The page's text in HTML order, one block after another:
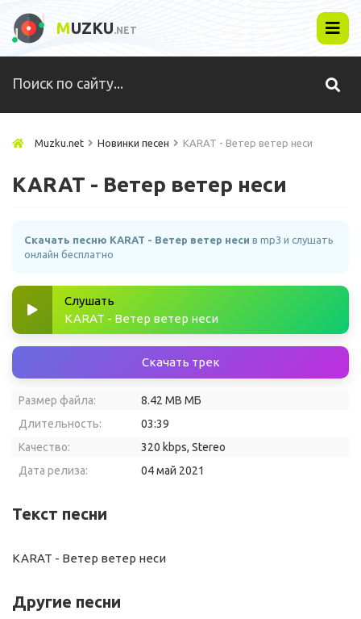
MUZKU.NET
Muzku.net Новинки песен KARAT - Ветер ветер неси
KARAT - Ветер ветер неси
Скачать песню KARAT - Ветер ветер неси в mp3 и слушать
онлайн бесплатно
Слушать
KARAT - Ветер ветер неси
Скачать трек
Размер файла:
8.42 MB МБ
Длительность:
03:39
Качество:
320 kbps, Stereo
Дата релиза:
04 май 2021
Текст песни
KARAT - Ветер ветер неси
Другие песни